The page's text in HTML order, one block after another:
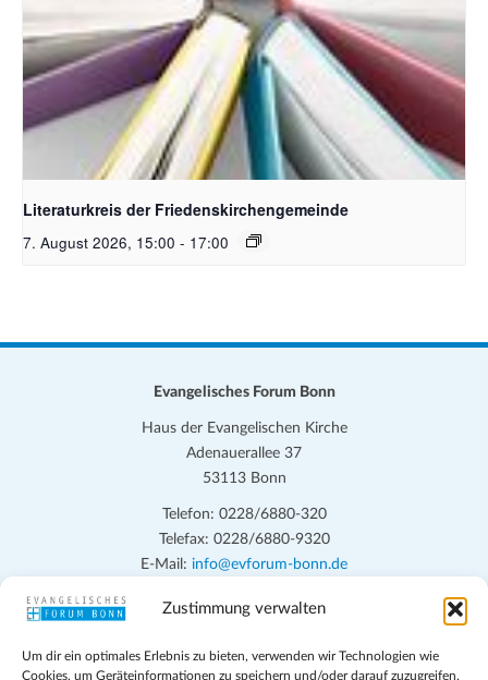
Zustimmung verwalten
Um dir ein optimales Erlebnis zu bieten, verwenden wir Technologien wie
Cookies, um Geräteinformationen zu speichern und/oder darauf zuzugreifen.
Bildquelle Pixabay
Literaturkreis der Friedenskirchengemeinde
7. August 2026, 15:00 - 17:00
Evangelisches Forum Bonn
Haus der Evangelischen Kirche
Adenauerallee 37
53113 Bonn
Telefon: 0228/6880-320
Telefax: 0228/6880-9320
E-Mail: info@evforum-bonn.de
Das Evangelische Forum Bonn will in seinen zentralen
persönlichen, beruflichen, kirchlichen und öffentlichen Lebens